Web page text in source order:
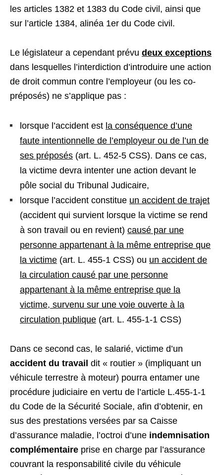
les articles 1382 et 1383 du Code civil, ainsi que
sur l’article 1384, alinéa 1er du Code civil.
Le législateur a cependant prévu deux exceptions
dans lesquelles l’interdiction d’introduire une action
de droit commun contre l’employeur (ou les co-
préposés) ne s’applique pas :
lorsque l’accident est la conséquence d’une
faute intentionnelle de l’employeur ou de l’un de
ses préposés (art. L. 452-5 CSS). Dans ce cas,
la victime devra intenter une action devant le
pôle social du Tribunal Judicaire,
lorsque l’accident constitue un accident de trajet
(accident qui survient lorsque la victime se rend
à son travail ou en revient) causé par une
personne appartenant à la même entreprise que
la victime (art. L. 455-1 CSS) ou un accident de
la circulation causé par une personne
appartenant à la même entreprise que la
victime, survenu sur une voie ouverte à la
circulation publique (art. L. 455-1-1 CSS)
Dans ce second cas, le salarié, victime d’un
accident du travail dit « routier » (impliquant un
véhicule terrestre à moteur) pourra entamer une
procédure judiciaire en vertu de l’article L.455-1-1
du Code de la Sécurité Sociale, afin d’obtenir, en
sus des prestations versées par sa Caisse
d’assurance maladie, l’octroi d’une indemnisation
complémentaire prise en charge par l’assurance
couvrant la responsabilité civile du véhicule